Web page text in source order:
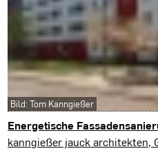
Energetische
Erfurt
kanngießer jauck architekten,
Bild: Tom Kanngießer